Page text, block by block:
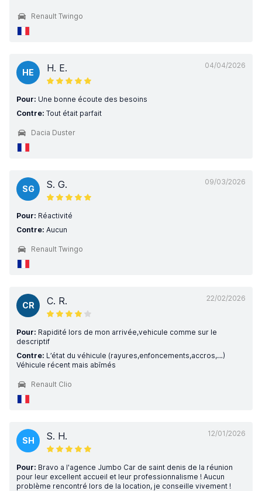
Renault Twingo
04/04/2026
HE H. E.
Pour: Une bonne écoute des besoins
Contre: Tout était parfait
Dacia Duster
09/03/2026
SG S. G.
Pour: Réactivité
Contre: Aucun
Renault Twingo
22/02/2026
CR C. R.
Pour: Rapidité lors de mon arrivée,vehicule comme sur le
descriptif
Contre: L’état du véhicule (rayures,enfoncements,accros,…)
Véhicule récent mais abîmés
Renault Clio
12/01/2026
SH S. H.
Pour: Bravo a l'agence Jumbo Car de saint denis de la réunion
pour leur excellent accueil et leur professionnalisme ! Aucun
problème rencontré lors de la location, je conseille vivement !